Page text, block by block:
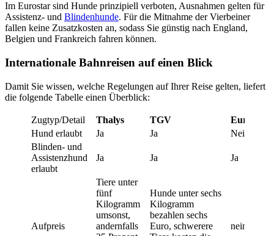
Im Eurostar sind Hunde prinzipiell verboten, Ausnahmen gelten für
Assistenz- und Blindenhunde. Für die Mitnahme der Vierbeiner
fallen keine Zusatzkosten an, sodass Sie günstig nach England,
Belgien und Frankreich fahren können.
Internationale Bahnreisen auf einen Blick
Damit Sie wissen, welche Regelungen auf Ihrer Reise gelten, liefert
die folgende Tabelle einen Überblick:
Zugtyp/Detail Thalys TGV
Eurostar
Hund erlaubt
Ja Ja
Nein
Blinden- und
Assistenzhund
erlaubt
Ja Ja Ja
Aufpreis
Tiere unter
fünf
Kilogramm
umsonst,
andernfalls
Hunde unter sechs
Kilogramm
bezahlen sechs
Euro, schwerere
nein